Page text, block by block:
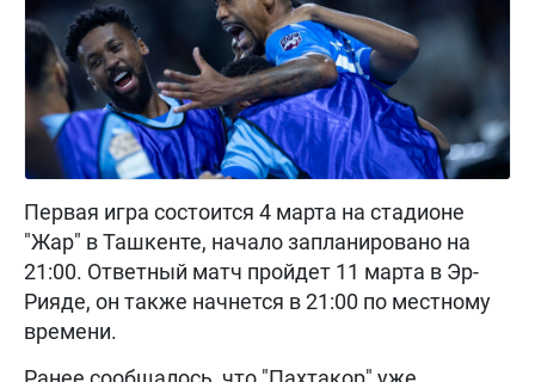
Первая игра состоится 4 марта на стадионе
"Жар" в Ташкенте, начало запланировано на
21:00. Ответный матч пройдет 11 марта в Эр-
Рияде, он также начнется в 21:00 по местному
времени.